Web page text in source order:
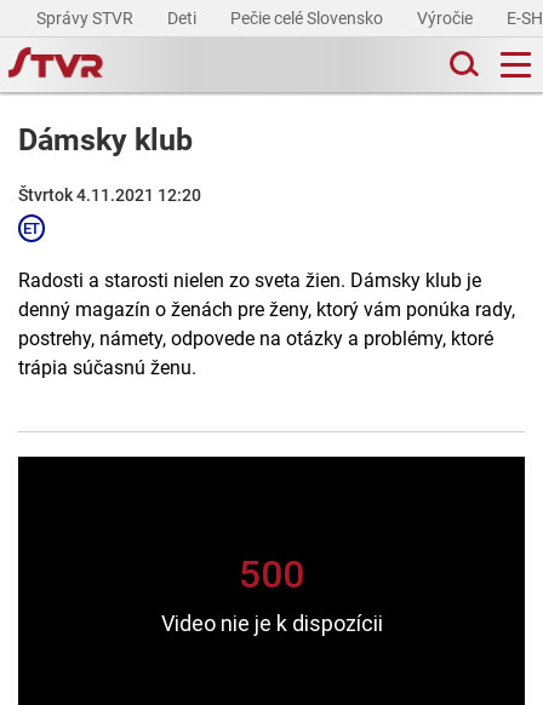
Správy STVR Deti Pečie celé Slovensko Výročie E-
Dámsky klub
Štvrtok 4.11.2021 12:20
Radosti a starosti nielen zo sveta žien. Dámsky klub je
denný magazín o ženách pre ženy, ktorý vám ponúka rady,
postrehy, námety, odpovede na otázky a problémy, ktoré
trápia súčasnú ženu.